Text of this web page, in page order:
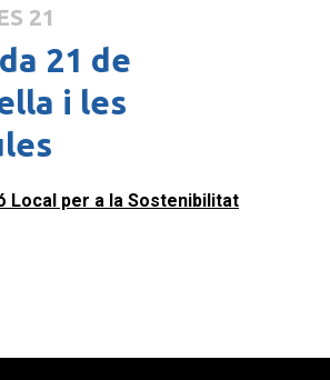
21
21 de
i les
Local per a la Sostenibilitat